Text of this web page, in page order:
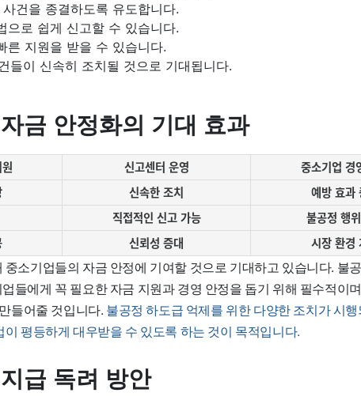
건을 종결하도록 유도합니다.
으로 쉽게 신고할 수 있습니다.
른 지원을 받을 수 있습니다.
들이 신속히 조치될 것으로 기대됩니다.
금 안정화의 기대 효과
신고센터 운영
중소기업 경
신속한 조치
예방 효과
직접적인 신고 가능
불공정 행
신뢰성 증대 시장 환경
소기업들의 자금 안정에 기여할 것으로 기대하고 있습니다. 불
들에게 꼭 필요한 자금 지원과 경영 안정을 돕기 위해 필수적이
들어줄 것입니다. 불공정 하도급 억제를 위한 다양한 조치가 시
평등하게 대우받을 수 있도록 하는 것이 목적입니다.
급 독려 방안